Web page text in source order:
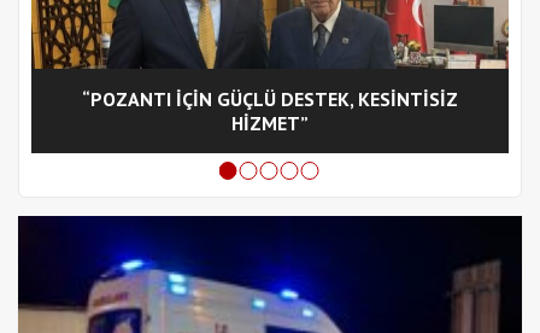
“POZANTI İÇİN GÜÇLÜ DESTEK, KESİNTİSİZ
HİZMET”